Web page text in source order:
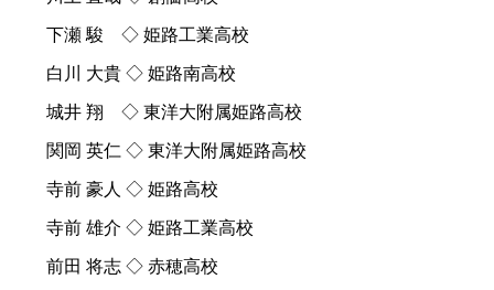
下瀬 駿 ◇ 姫路工業高校
白川 大貴 ◇ 姫路南高校
城井 翔 ◇ 東洋大附属姫路高校
関岡 英仁 ◇ 東洋大附属姫路高校
寺前 豪人 ◇ 姫路高校
寺前 雄介 ◇ 姫路工業高校
前田 将志 ◇ 赤穂高校